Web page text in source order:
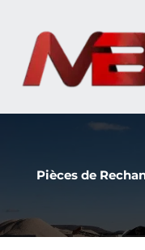
contenu
Pièces de